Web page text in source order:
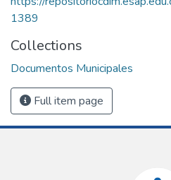
1389
Collections
Documentos Municipales
Full item page